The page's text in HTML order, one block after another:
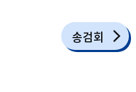
송검회